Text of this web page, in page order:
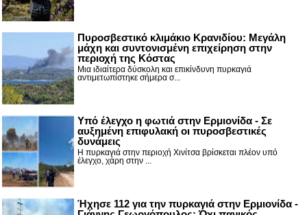
Πυροσβεστικό κλιμάκιο Κρανιδίου: Μεγάλη
μάχη και συντονισμένη επιχείρηση στην
περιοχή της Κόστας
Μια ιδιαίτερα δύσκολη και επικίνδυνη πυρκαγιά
αντιμετωπίστηκε σήμερα σ...
Υπό έλεγχο η φωτιά στην Ερμιονίδα - Σε
αυξημένη επιφυλακή οι πυροσβεστικές
δυνάμεις
Η πυρκαγιά στην περιοχή Χινίτσα βρίσκεται πλέον υπό
έλεγχο, χάρη στην ...
Ήχησε 112 για την πυρκαγιά στην Ερμιονίδα -